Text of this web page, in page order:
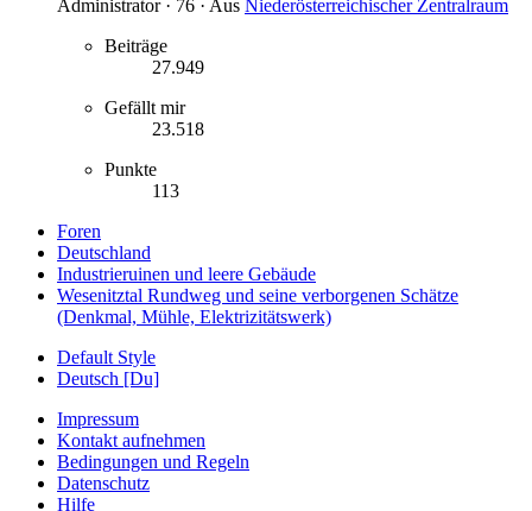
Administrator · 76 · Aus Niederösterreichischer Zentralraum
Beiträge
27.949
Gefällt mir
23.518
Punkte
113
Foren
Deutschland
Industrieruinen und leere Gebäude
Wesenitztal Rundweg und seine verborgenen Schätze
(Denkmal, Mühle, Elektrizitätswerk)
Default Style
Deutsch [Du]
Impressum
Kontakt aufnehmen
Bedingungen und Regeln
Datenschutz
Hilfe